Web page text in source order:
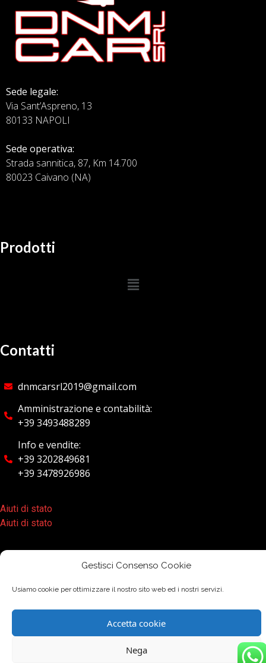
Gestisci Consenso Cookie
Usiamo cookie per ottimizzare il nostro sito web ed i nostri servizi.
Accetta cookie
Nega
Sede legale:
Via Sant’Aspreno, 13
80133 NAPOLI
Sede operativa:
Strada sannitica, 87, Km 14.700
80023 Caivano (NA)
Prodotti
Contatti
dnmcarsrl2019@gmail.com
Amministrazione e contabilità:
+39 3493488289
Info e vendite:
+39 3202849681
+39 3478926986
Aiuti di stato
Aiuti di stato
Copyright © 2026 Dnmcar srl | Powered by Campania Sistemi
srl